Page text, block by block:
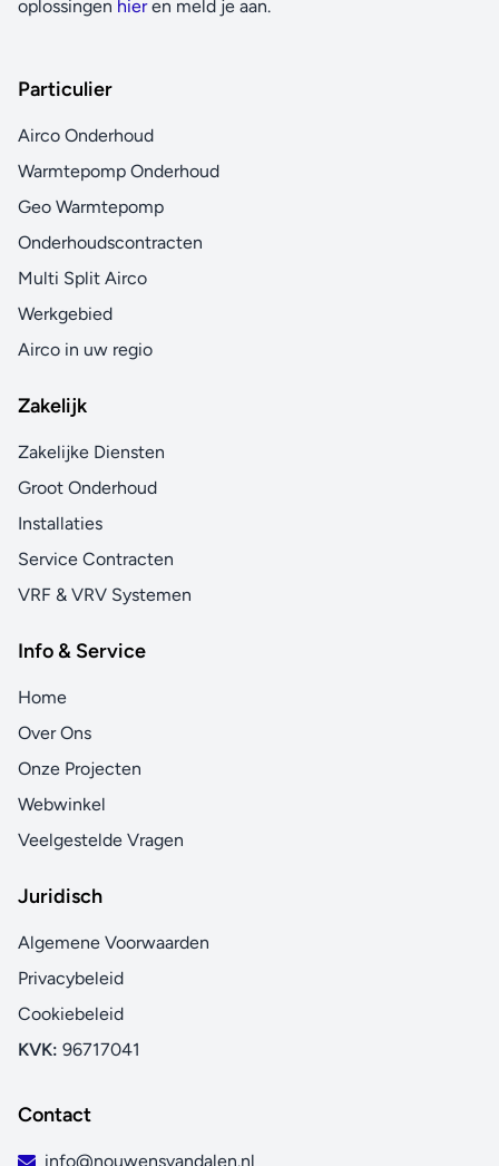
oplossingen hieren meld je aan.
Particulier
Airco Onderhoud
Warmtepomp Onderhoud
Geo Warmtepomp
Onderhoudscontracten
Multi Split Airco
Werkgebied
Airco in uw regio
Zakelijk
Zakelijke Diensten
Groot Onderhoud
Installaties
Service Contracten
VRF & VRV Systemen
Info & Service
Home
Over Ons
Onze Projecten
Webwinkel
Veelgestelde Vragen
Juridisch
Algemene Voorwaarden
Privacybeleid
Cookiebeleid
KVK: 96717041
Contact
info@nouwensvandalen.nl